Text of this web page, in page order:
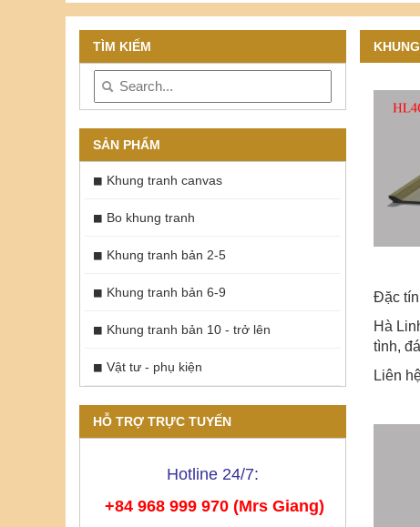
Đặc
Hà
tình,
Liên
TÌM KIẾM
SẢN PHẨM
Khung tranh canvas
Bo khung tranh
Khung tranh bản 2-5
Khung tranh bản 6-9
Khung tranh bản 10 - trở lên
Vật tư - phụ kiện
HỖ TRỢ TRỰC TUYẾN
Hotline 24/7:
+84 968 999 970 (Mrs Giang)